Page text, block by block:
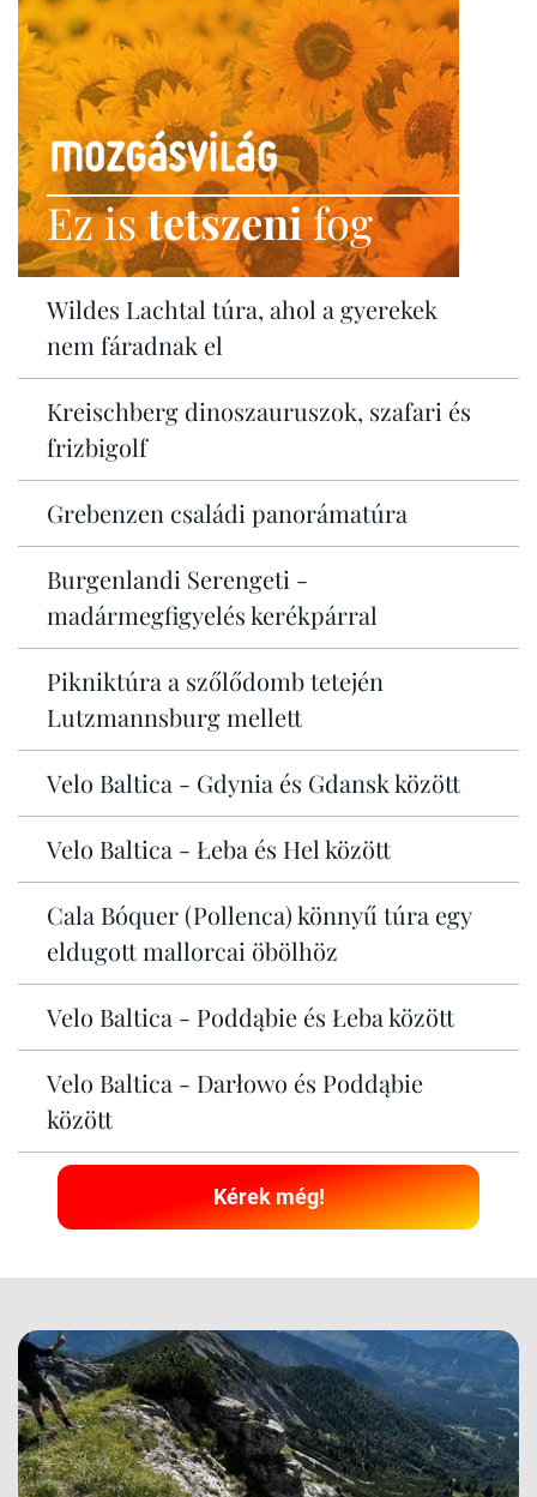
Ez istetszenifog
Wildes Lachtal túra, ahol a gyerekek
nem fáradnak el
Kreischberg dinoszauruszok, szafari és
frizbigolf
Grebenzen családi panorámatúra
Burgenlandi Serengeti -
madármegfigyelés kerékpárral
Pikniktúra a szőlődomb tetején
Lutzmannsburg mellett
Velo Baltica - Gdynia és Gdansk között
Velo Baltica - Łeba és Hel között
Cala Bóquer (Pollenca) könnyű túra egy
eldugott mallorcai öbölhöz
Velo Baltica - Poddąbie és Łeba között
Velo Baltica - Darłowo és Poddąbie
között
Kérek még!